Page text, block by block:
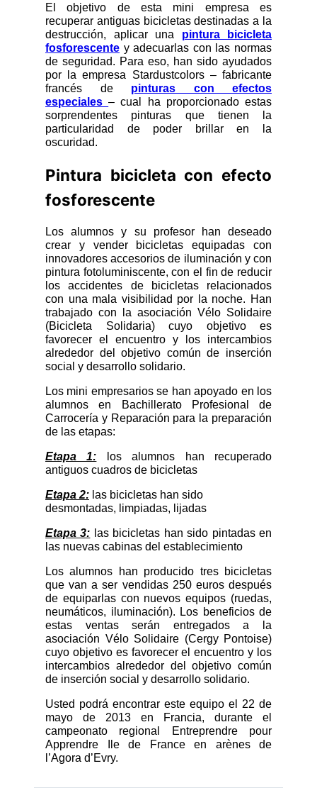
El objetivo de esta mini empresa es
recuperar antiguas bicicletas destinadas a la
destrucción, aplicar una pintura bicicleta
fosforescente y adecuarlas con las normas
de seguridad. Para eso, han sido ayudados
por la empresa Stardustcolors – fabricante
francés de pinturas con efectos
especiales– cual ha proporcionado estas
sorprendentes pinturas que tienen la
particularidad de poder brillar en la
oscuridad.
Pintura bicicleta con efecto
fosforescente
Los alumnos y su profesor han deseado
crear y vender bicicletas equipadas con
innovadores accesorios de iluminación y con
pintura fotoluminiscente, con el fin de reducir
los accidentes de bicicletas relacionados
con una mala visibilidad por la noche. Han
trabajado con la asociación Vélo Solidaire
(Bicicleta Solidaria) cuyo objetivo es
favorecer el encuentro y los intercambios
alrededor del objetivo común de inserción
social y desarrollo solidario.
Los mini empresarios se han apoyado en los
alumnos en Bachillerato Profesional de
Carrocería y Reparación para la preparación
de las etapas:
Etapa 1: los alumnos han recuperado
antiguos cuadros de bicicletas
Etapa 2: las bicicletas han sido
desmontadas, limpiadas, lijadas
Etapa 3: las bicicletas han sido pintadas en
las nuevas cabinas del establecimiento
Los alumnos han producido tres bicicletas
que van a ser vendidas 250 euros después
de equiparlas con nuevos equipos (ruedas,
neumáticos, iluminación). Los beneficios de
estas ventas serán entregados a la
asociación Vélo Solidaire (Cergy Pontoise)
cuyo objetivo es favorecer el encuentro y los
intercambios alrededor del objetivo común
de inserción social y desarrollo solidario.
Usted podrá encontrar este equipo el 22 de
mayo de 2013 en Francia, durante el
campeonato regional Entreprendre pour
Apprendre Ile de France en arènes de
l’Agora d’Evry.